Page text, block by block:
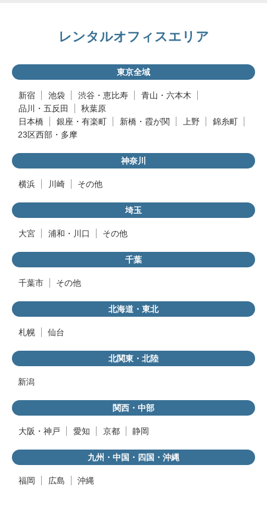
レンタルオフィスエリア
東京全域
新宿 池袋 渋谷・恵比寿
青山・六本木
品川・五反田
秋葉原
日本橋
銀座・有楽町 新橋・霞が関 上野
錦糸町
23区西部・多摩
神奈川
横浜 川崎 その他
埼玉
大宮 浦和・川口 その他
千葉
千葉市 その他
北海道・東北
札幌 仙台
北関東・北陸
新潟
関西・中部
大阪・神戸 愛知 京都 静岡
九州・中国・四国・沖縄
福岡 広島 沖縄